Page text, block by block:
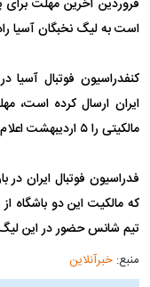
فروردین آخرین مهلت
است به لیگ نخبگان آسیا
کنفدراسیون فوتبال آسیا
ایران ارسال کرده است،
مالکیتی را ۵ اردیبهشت اعلام کرده است.
که مالکیت این دو
تیم شانس حضور در این
منبع:خبرآنلاین